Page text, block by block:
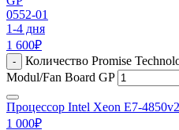
0552-01
1-4 дня
1 600₽
-
Количество Promise
Modul/Fan Board GP
Процессор Intel Xeon E7-4850v2
1 000₽